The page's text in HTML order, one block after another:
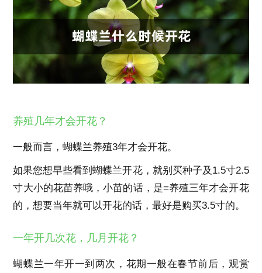
养殖几年才会开花？
一般而言，蝴蝶兰养殖3年才会开花。
如果您想早些看到蝴蝶兰开花，就别买种子及1.5寸2.5
寸大小的花苗养哦，小苗的话，是=养殖三年才会开花
的，想要当年就可以开花的话，最好是购买3.5寸的。
一年开几次花，几月开花？
蝴蝶兰一年开一到两次，花期一般在春节前后，观赏